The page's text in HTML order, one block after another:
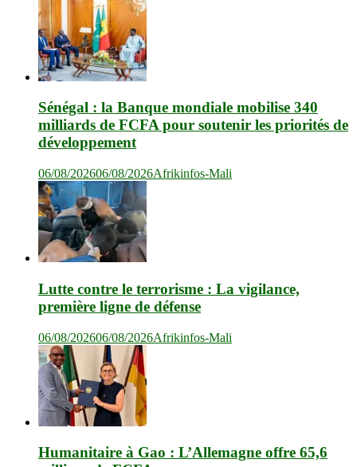
Sénégal : la Banque mondiale mobilise 340
milliards de FCFA pour soutenir les priorités de
développement
06/08/202606/08/2026Afrikinfos-Mali
Lutte contre le terrorisme : La vigilance,
première ligne de défense
06/08/202606/08/2026Afrikinfos-Mali
Humanitaire à Gao : L’Allemagne offre 65,6